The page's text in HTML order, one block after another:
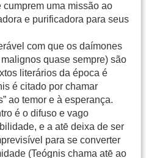
uma missão ao
e purificadora para seus
com que os daímones
quase sempre) são
literários da época é
é citado por chamar
ao temor e à esperança.
é o difuso e vago
e a atē deixa de ser
para se converter
(Teógnis chama atē ao